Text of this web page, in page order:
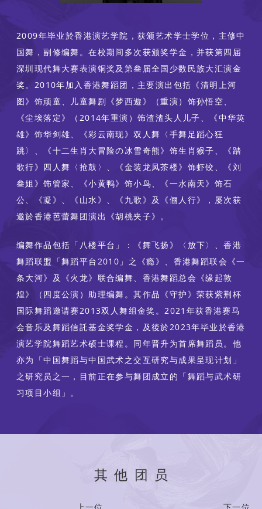
2009年毕业於香港演艺学院，获颁艺术学士学位，主修中
国舞，副修编舞。在校期间多次获颁奖学金，并获第四届
深圳现代舞大赛表演铜奖及第叁届全国少数民族大汇演金
奖。2010年加入香港舞蹈团，主要演出包括《清明上河
图》饰顽童、儿童舞剧《梦西遊》（重演）饰孙悟空、
《尘埃落定》（2014年重演）饰渣渣头人儿子、《中华英
雄》饰华剑雄、《彩云南现》双人舞〈手舞足蹈心狂
跳〉、《十二生肖大冒险の冰雪奇熊》饰生肖猴子、《踏
歌行》四人舞〈抢鼓〉、《金装龙凤茶楼》饰虾饺、《刘
叁姐》饰管家、《小黄鸭》饰小鸟、《一水南天》饰石
公、《凝》、《山水》、《九歌》及《俪人行》，屡次获
邀於香港芭蕾舞团演出《胡桃夹子》。
编舞作品包括「八楼平台」：《舞飞扬》〈放下〉、香港
舞蹈联盟「舞蹈平台2010」之《瘾》、香港舞蹈联会《一
条大河》及《火龙》联合编舞、香港舞蹈总会《缘起敦
煌》（四度公演）助理编舞。其作品《守护》荣获紫荆杯
国际舞蹈邀请赛2013双人舞组金奖。2021年获香港赛马
会音乐及舞蹈信託基金奖学金，及後於2023年毕业於香港
演艺学院舞蹈艺术硕士课程。同年晋升为首席舞蹈员。他
亦为「中国舞蹈与中国武术之交互研究与成果呈现计划」
之研究员之一，目前正在参与舞团成立的「舞蹈与武术研
习项目小组」。
其他团员